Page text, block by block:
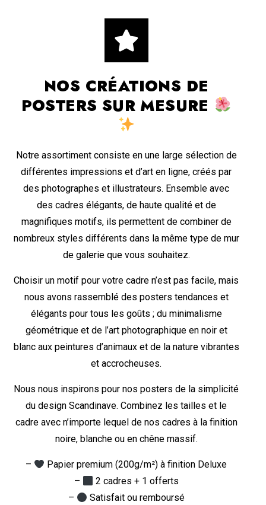
NOS CRÉATIONS DE
POSTERS SUR MESURE
Notre assortiment consiste en une large sélection de
différentes impressions et d’art en ligne, créés par
des photographes et illustrateurs. Ensemble avec
des cadres élégants, de haute qualité et de
magnifiques motifs, ils permettent de combiner de
nombreux styles différents dans la même type de mur
de galerie que vous souhaitez.
Choisir un motif pour votre cadre n’est pas facile, mais
nous avons rassemblé des posters tendances et
élégants pour tous les goûts ; du minimalisme
géométrique et de l’art photographique en noir et
blanc aux peintures d’animaux et de la nature vibrantes
et accrocheuses.
Nous nous inspirons pour nos posters de la simplicité
du design Scandinave. Combinez les tailles et le
cadre avec n’importe lequel de nos cadres à la finition
noire, blanche ou en chêne massif.
–
Papier premium (200g/m²) à finition Deluxe
–
2 cadres + 1 offerts
–
Satisfait ou remboursé